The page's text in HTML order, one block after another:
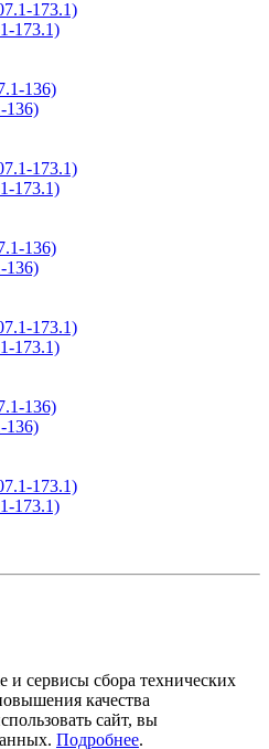
173.1)
136)
173.1)
136)
173.1)
136)
173.1)
сервисы сбора технических
качества
сайт, вы
Подробнее.